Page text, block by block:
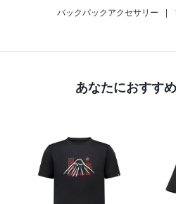
バックパックアクセサリー
|
あなたにおすす